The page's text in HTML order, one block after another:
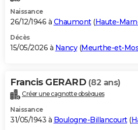
Naissance
26/12/1946 à Chaumont(Haute-
Décès
15/05/2026 à Nancy(Meurthe-et-
Francis GERARD (82 ans)
Créer une cagnotte obsèques
Naissance
31/05/1943 à Boulogne-Billancourt(